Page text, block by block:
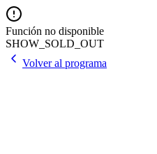
Función no disponible
SHOW_SOLD_OUT
Volver al programa